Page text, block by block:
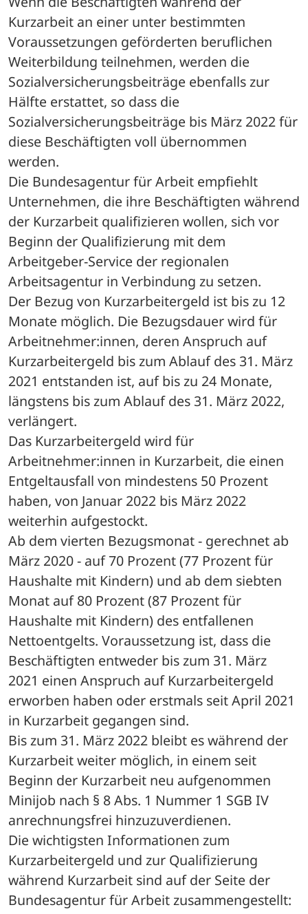
Kurzarbeit an einer unter bestimmten
Voraussetzungen geförderten beruflichen
Weiterbildung teilnehmen, werden die
Sozialversicherungsbeiträge ebenfalls zur
Hälfte erstattet, so dass die
Sozialversicherungsbeiträge bis März 2022 für
diese Beschäftigten voll übernommen
werden.
Die Bundesagentur für Arbeit empfiehlt
Unternehmen, die ihre Beschäftigten während
der Kurzarbeit qualifizieren wollen, sich vor
Beginn der Qualifizierung mit dem
Arbeitgeber-Service der regionalen
Arbeitsagentur in Verbindung zu setzen.
Der Bezug von Kurzarbeitergeld ist bis zu 12
Monate möglich. Die Bezugsdauer wird für
Arbeitnehmer:innen, deren Anspruch auf
Kurzarbeitergeld bis zum Ablauf des 31. März
2021 entstanden ist, auf bis zu 24 Monate,
längstens bis zum Ablauf des 31. März 2022,
verlängert.
Das Kurzarbeitergeld wird für
Arbeitnehmer:innen in Kurzarbeit, die einen
Entgeltausfall von mindestens 50 Prozent
haben, von Januar 2022 bis März 2022
weiterhin aufgestockt.
Ab dem vierten Bezugsmonat - gerechnet ab
März 2020 - auf 70 Prozent (77 Prozent für
Haushalte mit Kindern) und ab dem siebten
Monat auf 80 Prozent (87 Prozent für
Haushalte mit Kindern) des entfallenen
Nettoentgelts. Voraussetzung ist, dass die
Beschäftigten entweder bis zum 31. März
2021 einen Anspruch auf Kurzarbeitergeld
erworben haben oder erstmals seit April 2021
in Kurzarbeit gegangen sind.
Bis zum 31. März 2022 bleibt es während der
Kurzarbeit weiter möglich, in einem seit
Beginn der Kurzarbeit neu aufgenommen
Minijob nach § 8 Abs. 1 Nummer 1 SGB IV
anrechnungsfrei hinzuzuverdienen.
Die wichtigsten Informationen zum
Kurzarbeitergeld und zur Qualifizierung
während Kurzarbeit sind auf der Seite der